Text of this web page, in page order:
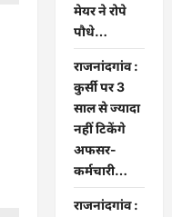
मेयर ने रोपे
पौधे…
राजनांदगांव :
कुर्सी पर 3
साल से ज्यादा
नहीं टिकेंगे
अफसर-
कर्मचारी…
राजनांदगांव :